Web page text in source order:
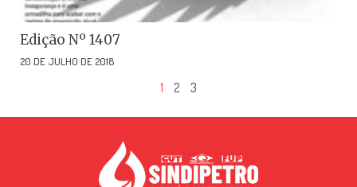
Edição Nº 1407
20 DE JULHO DE 2018
1 2 3